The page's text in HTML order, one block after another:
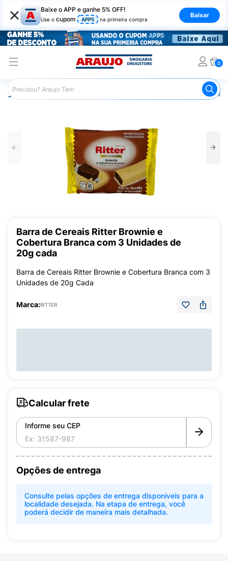
× Baixe o APP e ganhe 5% OFF!
Use o cupom APP5 na primeira compra
Baixar
0
Araujo Nutrição Saudável Barra de Cereal
Barra de Cereais Ritter Brownie e
Cobertura Branca com 3 Unidades de
20g cada
Barra de Cereais Ritter Brownie e Cobertura Branca com 3
Unidades de 20g Cada
Marca:RITTER
Calcular frete
Informe seu CEP
Opções de entrega
Consulte pelas opções de entrega disponíveis para a
localidade desejada. Na etapa de entrega, você
poderá decidir de maneira mais detalhada.